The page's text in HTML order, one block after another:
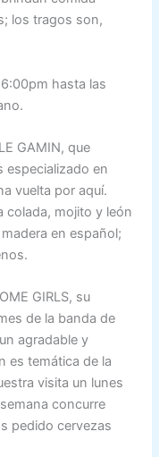
los tragos son,
hasta las
GAMIN, que
especializado en
vuelta por aquí.
colada, mojito y león
en español;
GIRLS, su
de la banda de
agradable y
es temática de la
visita un lunes
concurre
pedido cervezas